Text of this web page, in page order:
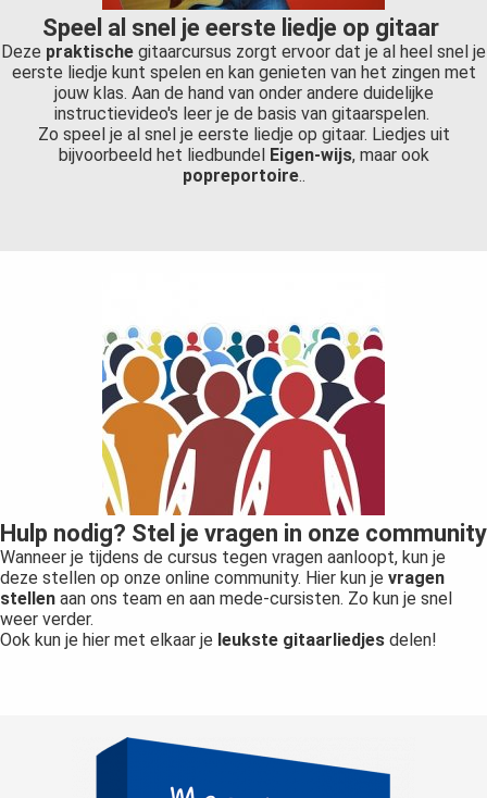
Speel al snel je eerste liedje op gitaar
Deze praktische gitaarcursus zorgt ervoor dat je al heel snel je
eerste liedje kunt spelen en kan genieten van het zingen met
jouw klas. Aan de hand van onder andere duidelijke
instructievideo's leer je de basis van gitaarspelen.
Zo speel je al snel je eerste liedje op gitaar. Liedjes uit
bijvoorbeeld het liedbundel Eigen-wijs, maar ook
popreportoire..
Hulp nodig? Stel je vragen in onze community
Wanneer je tijdens de cursus tegen vragen aanloopt, kun je
deze stellen op onze online community. Hier kun je vragen
stellen aan ons team en aan mede-cursisten. Zo kun je snel
weer verder.
Ook kun je hier met elkaar je leukste gitaarliedjes delen!